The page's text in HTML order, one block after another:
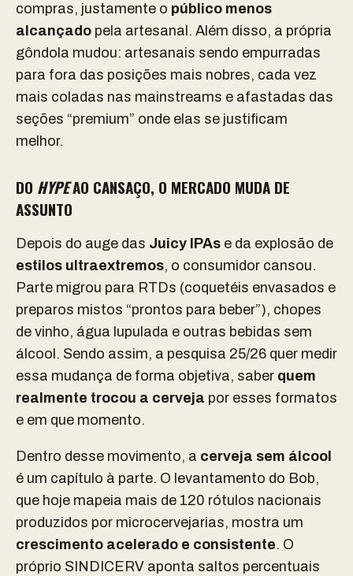
compras, justamente o público menos
alcançado pela artesanal. Além disso, a própria
gôndola mudou: artesanais sendo empurradas
para fora das posições mais nobres, cada vez
mais coladas nas mainstreams e afastadas das
seções “premium” onde elas se justificam
melhor.
DO HYPEAO CANSAÇO, O MERCADO MUDA DE
ASSUNTO
Depois do auge das Juicy IPAs e da explosão de
estilos ultraextremos, o consumidor cansou.
Parte migrou para RTDs (coquetéis envasados e
preparos mistos “prontos para beber”), chopes
de vinho, água lupulada e outras bebidas sem
álcool. Sendo assim, a pesquisa 25/26 quer medir
essa mudança de forma objetiva, saber quem
realmente trocou a cerveja por esses formatos
e em que momento.
Dentro desse movimento, a cerveja sem álcool
é um capítulo à parte. O levantamento do Bob,
que hoje mapeia mais de 120 rótulos nacionais
produzidos por microcervejarias, mostra um
crescimento acelerado e consistente. O
próprio SINDICERV aponta saltos percentuais